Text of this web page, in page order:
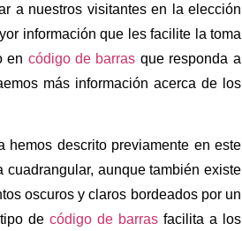
a nuestros visitantes en la elección
información que les facilite la toma
en código de barras que responda a
más información acerca de los
descrito previamente en este
aunque también existe
oscuros y claros bordeados por un
de código de barrasfacilita a los